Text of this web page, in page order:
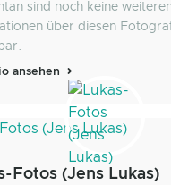
sind noch keine
über diesen
ansehen
Fotos (Jens Lukas)